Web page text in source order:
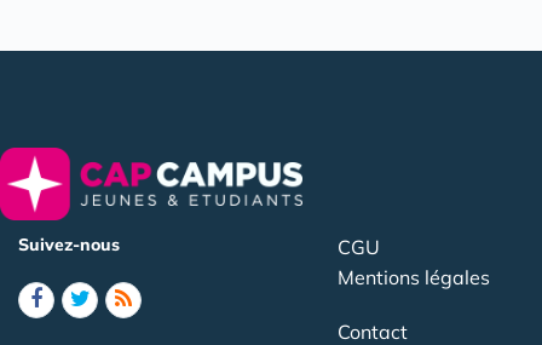
Suivez-nous
CGU
Mentions légales
Contact